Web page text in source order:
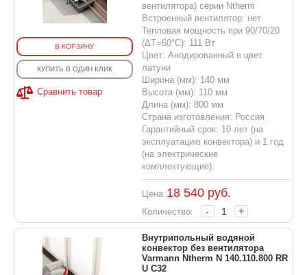
В КОРЗИНУ
КУПИТЬ В ОДИН КЛИК
Сравнить товар
вентилятора) серии Ntherm
Встроенный вентилятор: нет
Тепловая мощность при 90/70/20
(ΔT=60°C): 111 Вт
Цвет: Анодированный в цвет
латуни
Ширина (мм): 140 мм
Высота (мм): 110 мм
Длина (мм): 800 мм
Страна изготовления: Россия
Гарантийный срок: 10 лет (на
эксплуатацию конвектора) и 1 год
(на электрические
комплектующие).
Цена 18 540руб.
Количество: - +
Внутрипольный водяной
конвектор без вентилятора
Varmann Ntherm N 140.110.800 RR
U C32